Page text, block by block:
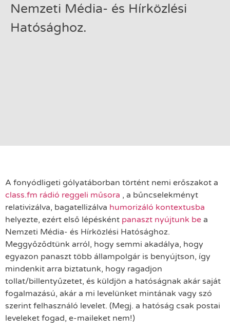
Nemzeti Média- és Hírközlési
Hatósághoz.
A fonyódligeti gólyatáborban történt nemi erőszakot a
class.fm rádió reggeli műsora , a bűncselekményt
relativizálva, bagatellizálva humorizáló kontextusba
helyezte, ezért első lépésként panaszt nyújtunk be a
Nemzeti Média- és Hírközlési Hatósághoz.
Meggyőződtünk arról, hogy semmi akadálya, hogy
egyazon panaszt több állampolgár is benyújtson, így
mindenkit arra biztatunk, hogy ragadjon
tollat/billentyűzetet, és küldjön a hatóságnak akár saját
fogalmazású, akár a mi levelünket mintának vagy szó
szerint felhasználó levelet. (Megj. a hatóság csak postai
leveleket fogad, e-maileket nem!)